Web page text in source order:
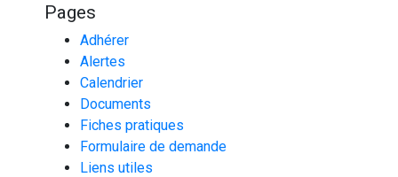
Pages
Adhérer
Alertes
Calendrier
Documents
Fiches pratiques
Formulaire de demande
Liens utiles